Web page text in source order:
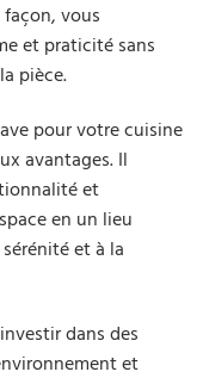
façon, vous
et praticité sans
pièce.
pour votre cuisine
avantages. Il
et
en un lieu
et à la
dans des
et